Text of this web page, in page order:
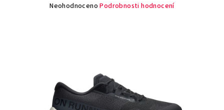
Průměrné
Neohodnoceno Podrobnosti hodnocení